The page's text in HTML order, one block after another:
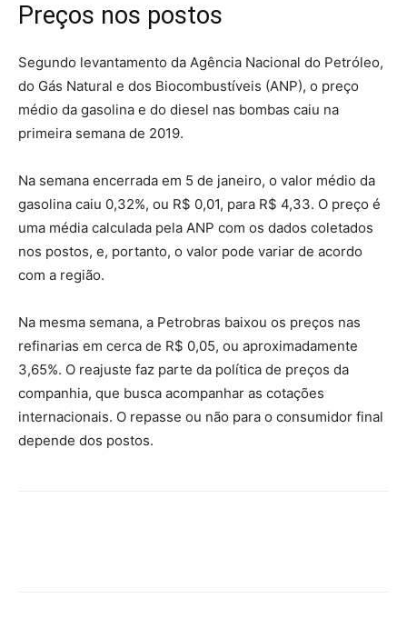
Preços nos postos
Segundo levantamento da Agência Nacional do Petróleo,
do Gás Natural e dos Biocombustíveis (ANP), o preço
médio da gasolina e do diesel nas bombas caiu na
primeira semana de 2019.
Na semana encerrada em 5 de janeiro, o valor médio da
gasolina caiu 0,32%, ou R$ 0,01, para R$ 4,33. O preço é
uma média calculada pela ANP com os dados coletados
nos postos, e, portanto, o valor pode variar de acordo
com a região.
Na mesma semana, a Petrobras baixou os preços nas
refinarias em cerca de R$ 0,05, ou aproximadamente
3,65%. O reajuste faz parte da política de preços da
companhia, que busca acompanhar as cotações
internacionais. O repasse ou não para o consumidor final
depende dos postos.